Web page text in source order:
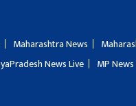
Maharashtra News
News Live MP